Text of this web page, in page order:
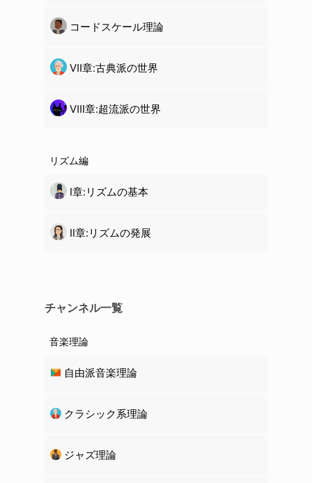
コードスケール理論
Ⅶ章:古典派の世界
Ⅷ章:超流派の世界
リズム編
Ⅰ章:リズムの基本
Ⅱ章:リズムの発展
チャンネル一覧
音楽理論
自由派音楽理論
クラシック系理論
ジャズ理論